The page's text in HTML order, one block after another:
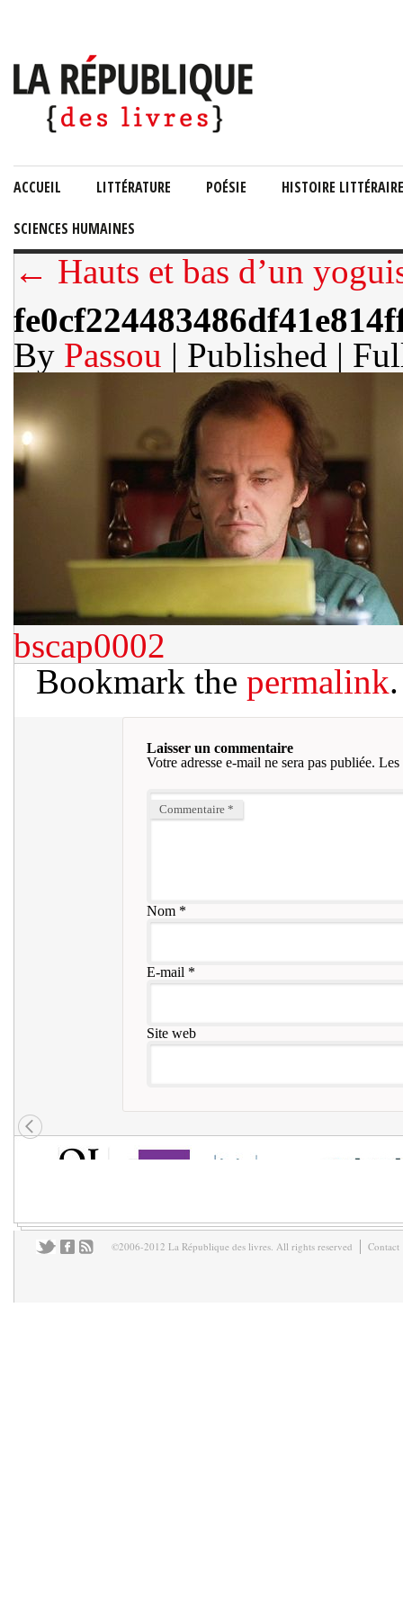
ACCUEIL LITTÉRATURE POÉSIE HISTOIRE LITTÉRAIRE
SCIENCES HUMAINES
← Hauts et bas d’un
By Passou | Published |
bscap0002
Bookmark the permalink.
Laisser un commentaire
Votre adresse e-mail ne sera pas publiée. Les
Commentaire *
Nom*
E-mail *
Site web
©2006-2012 La République des livres. All rights reserved Contact